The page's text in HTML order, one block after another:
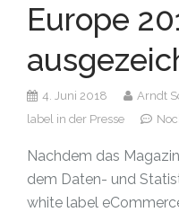
Europe
4. Juni 2018 Arndt
label in der Presse
Nachdem das
dem Daten- und
white label